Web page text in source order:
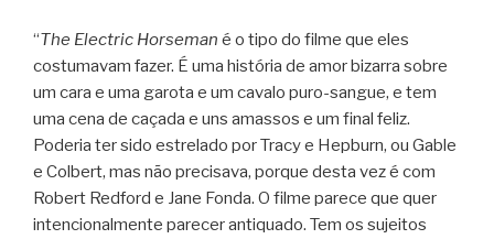
“The Electric Horseman é o tipo do filme que eles
costumavam fazer. É uma história de amor bizarra sobre
um cara e uma garota e um cavalo puro-sangue, e tem
uma cena de caçada e uns amassos e um final feliz.
Poderia ter sido estrelado por Tracy e Hepburn, ou Gable
e Colbert, mas não precisava, porque desta vez é com
Robert Redford e Jane Fonda. O filme parece que quer
intencionalmente parecer antiquado. Tem os sujeitos